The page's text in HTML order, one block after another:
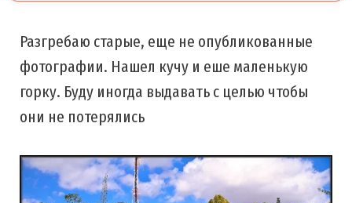
Разгребаю старые, еще не опубликованные
фотографии. Нашел кучу и еше маленькую
горку. Буду иногда выдавать с целью чтобы
они не потерялись